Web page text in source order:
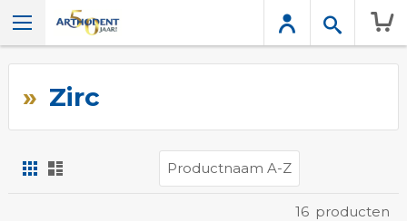
Zirc
Foto-
tabel
16 producten